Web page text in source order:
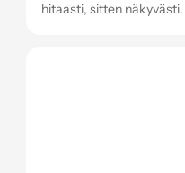
hitaasti, sitten näkyvästi.